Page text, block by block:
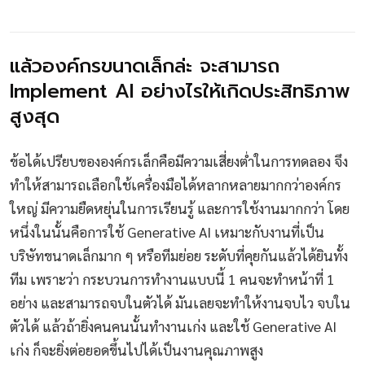
แล้วองค์กรขนาดเล็กล่ะ จะสามารถ
Implement AI อย่างไรให้เกิดประสิทธิภาพ
สูงสุด
ข้อได้เปรียบขององค์กรเล็กคือมีความเสี่ยงต่ำในการทดลอง จึง
ทำให้สามารถเลือกใช้เครื่องมือได้หลากหลายมากกว่าองค์กร
ใหญ่ มีความยืดหยุ่นในการเรียนรู้ และการใช้งานมากกว่า โดย
หนึ่งในนั้นคือการใช้ Generative AI เหมาะกับงานที่เป็น
บริษัทขนาดเล็กมาก ๆ หรือทีมย่อย ระดับที่คุยกันแล้วได้ยินทั้ง
ทีม เพราะว่า กระบวนการทำงานแบบนี้ 1 คนจะทำหน้าที่ 1
อย่าง และสามารถจบในตัวได้ มันเลยจะทำให้งานจบไว จบใน
ตัวได้ แล้วถ้ายิ่งคนคนนั้นทำงานเก่ง และใช้ Generative AI
เก่ง ก็จะยิ่งต่อยอดขึ้นไปได้เป็นงานคุณภาพสูง